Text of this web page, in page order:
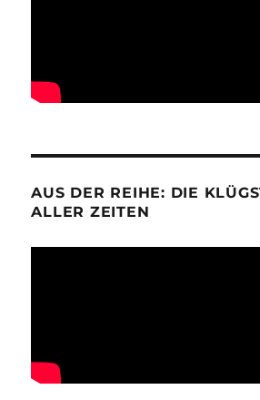
AUS DER REIHE: DIE
ALLER ZEITEN